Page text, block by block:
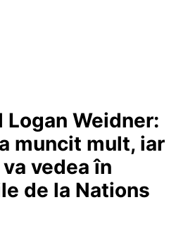
Logan Weidner:
muncit mult, iar
vedea în
de la Nations